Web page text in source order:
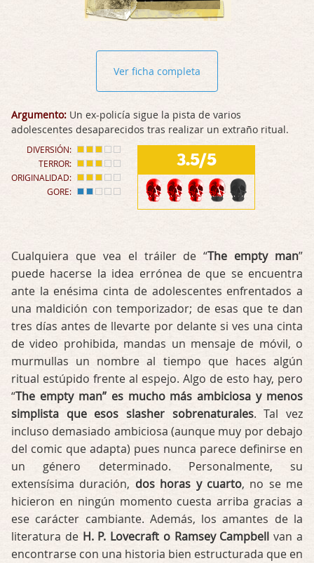
Ver ficha completa
Argumento: Un ex-policía sigue la pista de varios
adolescentes desaparecidos tras realizar un extraño ritual.
DIVERSIÓN:
TERROR:
ORIGINALIDAD:
GORE:
3.5/5
Cualquiera que vea el tráiler de “The empty man”
puede hacerse la idea errónea de que se encuentra
ante la enésima cinta de adolescentes enfrentados a
una maldición con temporizador; de esas que te dan
tres días antes de llevarte por delante si ves una cinta
de video prohibida, mandas un mensaje de móvil, o
murmullas un nombre al tiempo que haces algún
ritual estúpido frente al espejo. Algo de esto hay, pero
“The empty man” es mucho más ambiciosa y menos
simplista que esos slasher sobrenaturales. Tal vez
incluso demasiado ambiciosa (aunque muy por debajo
del comic que adapta) pues nunca parece definirse en
un género determinado. Personalmente, su
extensísima duración, dos horas y cuarto, no se me
hicieron en ningún momento cuesta arriba gracias a
ese carácter cambiante. Además, los amantes de la
literatura deH. P. Lovecraft o Ramsey Campbell van a
encontrarse con una historia bien estructurada que en